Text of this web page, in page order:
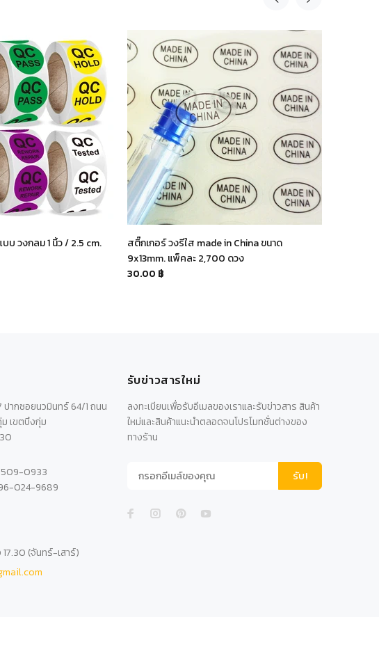
บ วงกลม 1 นิ้ว / 2.5 cm.
สติ๊กเกอร์ วงรีใส made in China ขนาด
9x13mm. แพ็คละ 2,700 ดวง
30.00 ฿
ปากซอยนวมินทร์ 64/1 ถนน
เขตบึงกุ่ม
0933
024-9689
(จันทร์-เสาร์)
รับข่าวสารใหม่
ลงทะเบียนเพื่อรับอีเมลของเราและรับข่าวสาร สินค้า
ใหม่และสินค้าแนะนำตลอดจนโปรโมทชั่นต่างของ
ทางร้าน
รับ!